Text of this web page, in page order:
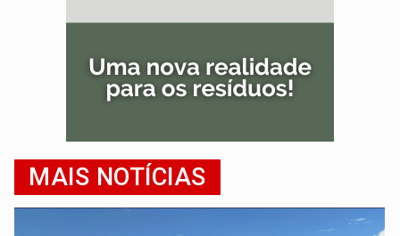
MAIS NOTÍCIAS